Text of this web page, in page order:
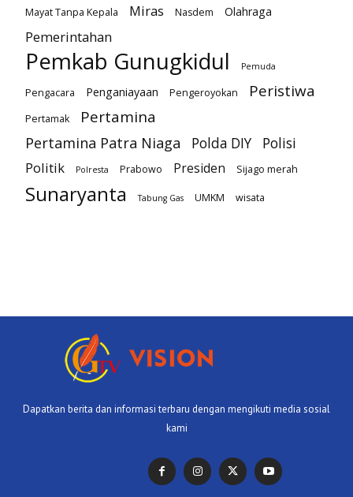
Mayat Tanpa Kepala
Miras Nasdem Olahraga
Pemerintahan
Pemkab Gunugkidul Pemuda
Pengacara Penganiayaan Pengeroyokan Peristiwa
Pertamak Pertamina
Pertamina Patra Niaga Polda DIY
Polisi
Politik
Polresta Prabowo Presiden Sijago merah
Sunaryanta Tabung Gas UMKM wisata
Dapatkan berita dan informasi terbaru dengan mengikuti media sosial
kami